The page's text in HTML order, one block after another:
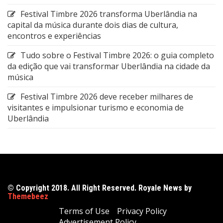
Festival Timbre 2026 transforma Uberlândia na
capital da música durante dois dias de cultura,
encontros e experiências
Tudo sobre o Festival Timbre 2026: o guia completo
da edição que vai transformar Uberlândia na cidade da
música
Festival Timbre 2026 deve receber milhares de
visitantes e impulsionar turismo e economia de
Uberlândia
© Copyright 2018. All Right Reserved. Royale News by
Themebeez
Terms of Use
Privacy Policy